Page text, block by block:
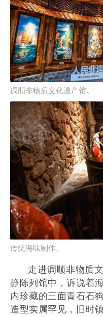
调顺非物质文化遗产馆。
传统海味制作。
走进调顺非物质
静陈列馆中，诉说着
内珍藏的三面青石石
造型实属罕见，旧时